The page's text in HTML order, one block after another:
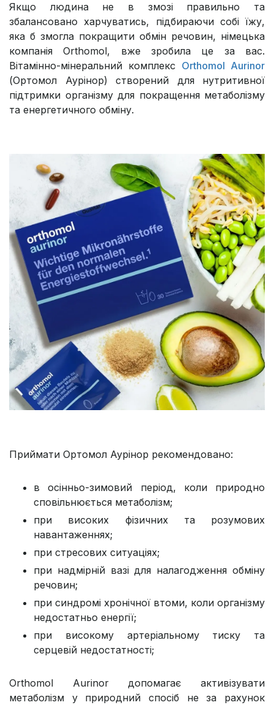
Якщо людина не в змозі правильно та
збалансовано харчуватись, підбираючи собі їжу,
яка б змогла покращити обмін речовин, німецька
компанія Orthomol, вже зробила це за вас.
Вітамінно-мінеральний комплекс Orthomol Aurinor
(Ортомол Аурінор) створений для нутритивної
підтримки організму для покращення метаболізму
та енергетичного обміну.
Приймати Ортомол Аурінор рекомендовано:
в осінньо-зимовий період, коли природно
сповільнюється метаболізм;
при високих фізичних та розумових
навантаженнях;
при стресових ситуаціях;
при надмірній вазі для налагодження обміну
речовин;
при синдромі хронічної втоми, коли організму
недостатньо енергії;
при високому артеріальному тиску та
серцевій недостатності;
Orthomol Aurinor допомагає активізувати
метаболізм у природний спосіб не за рахунок